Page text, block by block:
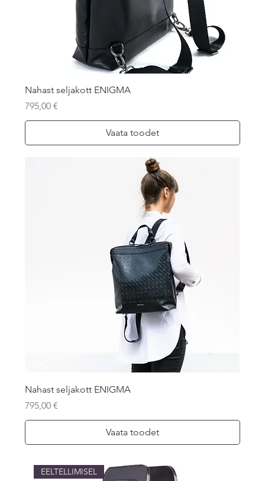
Nahast seljakott ENIGMA
Price
795,00 €
Vaata toodet
Nahast seljakott ENIGMA
Price
795,00 €
Vaata toodet
EELTELLIMISEL